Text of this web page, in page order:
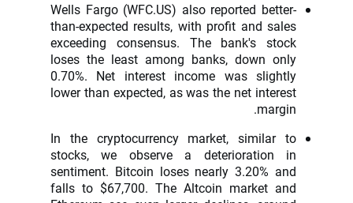
Wells Fargo (WFC.US) also reported better-
than-expected results, with profit and sales
exceeding consensus. The bank's stock
loses the least among banks, down only
0.70%. Net interest income was slightly
lower than expected, as was the net interest
margin.
In the cryptocurrency market, similar to
stocks, we observe a deterioration in
sentiment. Bitcoin loses nearly 3.20% and
falls to $67,700. The Altcoin market and